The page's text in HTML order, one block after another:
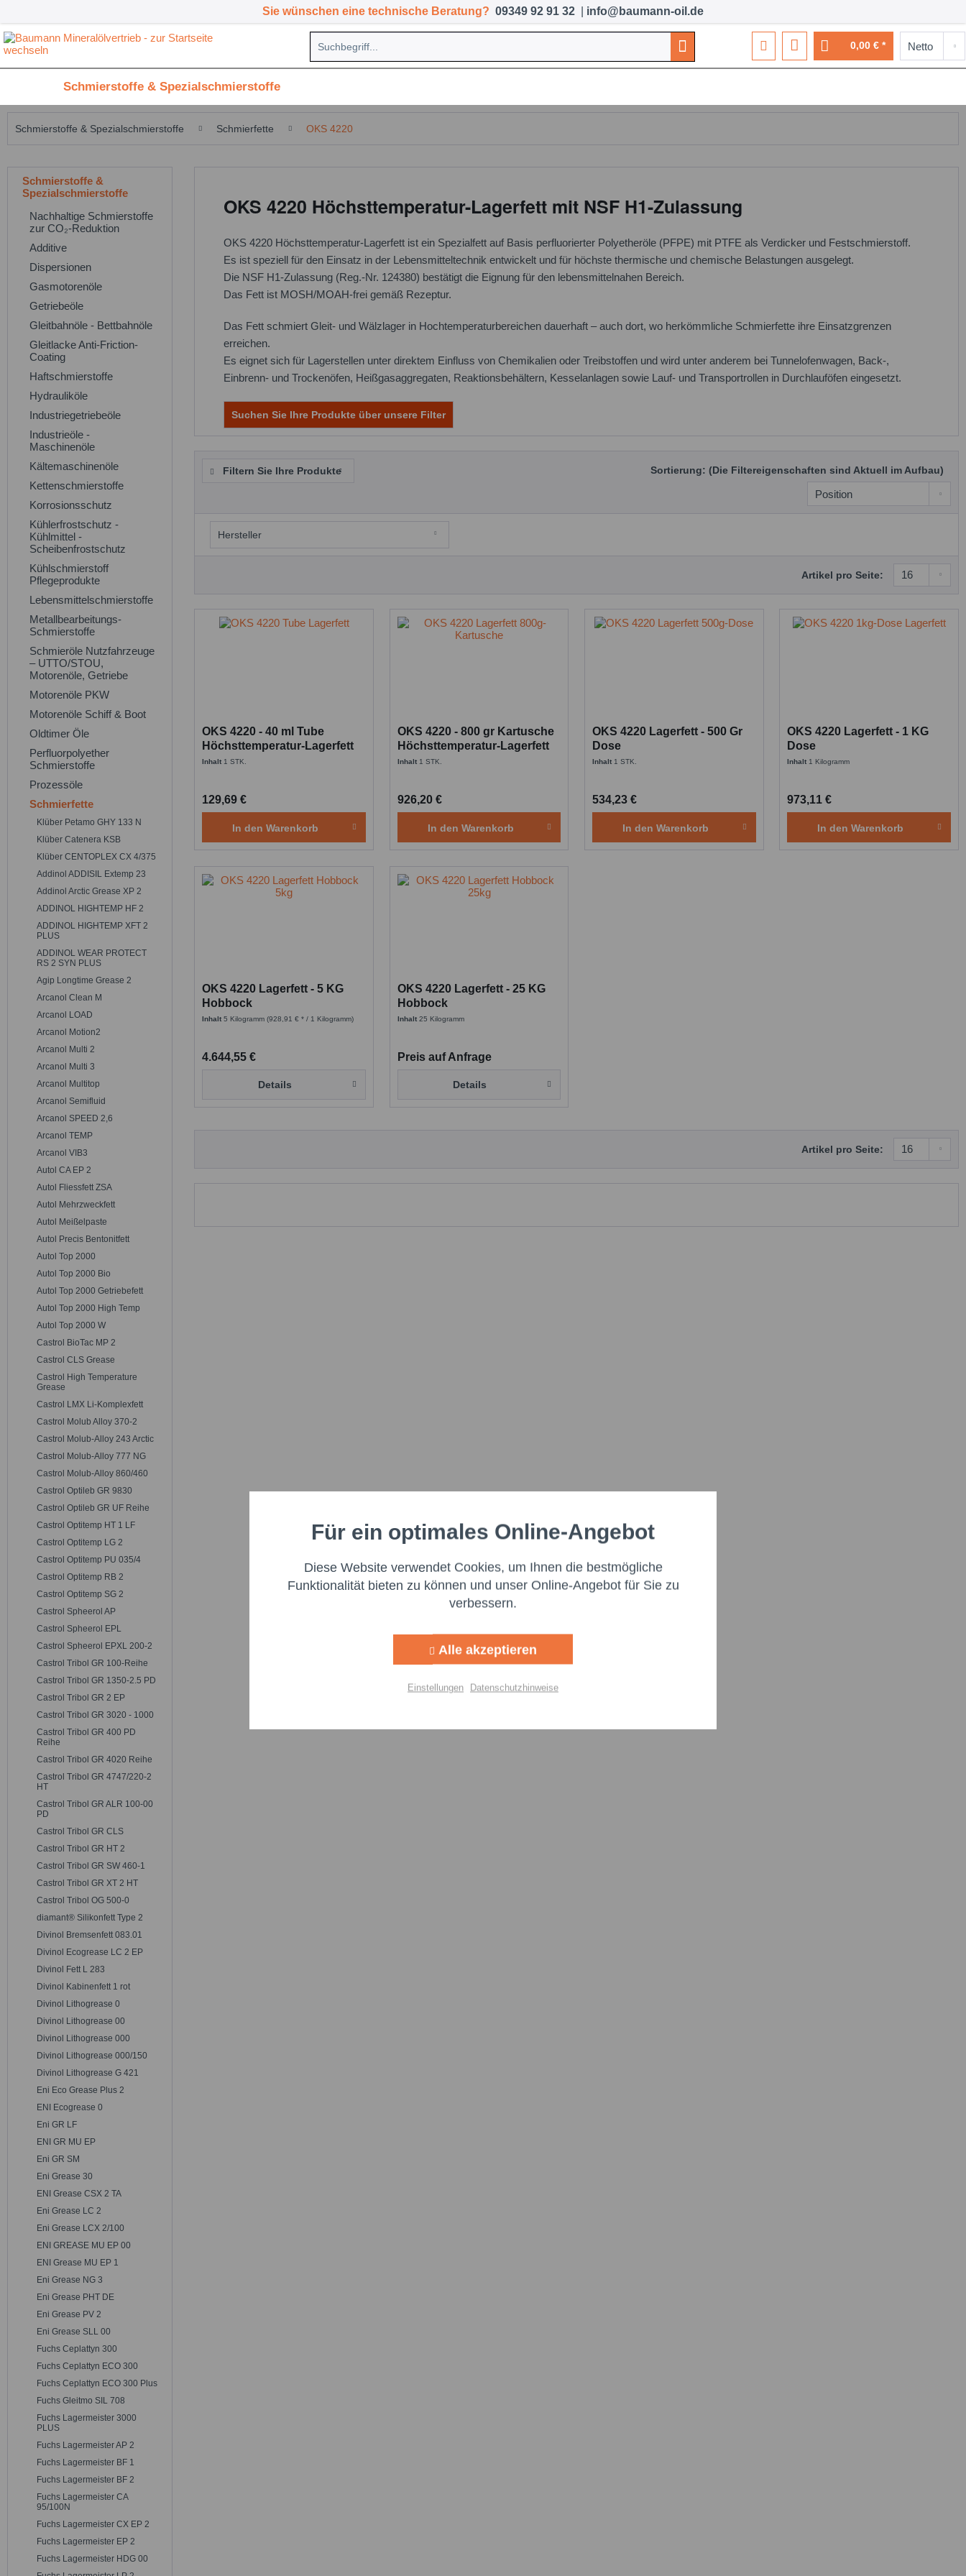
Sie wünschen eine technische Beratung? 09349 92 91 32 info@baumann-oil.de
0,00 € *
Schmierstoffe & Spezialschmierstoffe
Schmierstoffe & Spezialschmierstoffe Schmierfette OKS 4220
Schmierstoffe &
Spezialschmierstoffe
Nachhaltige Schmierstoffe
zur CO₂-Reduktion
Additive
Dispersionen
Gasmotorenöle
Getriebeöle
Gleitbahnöle - Bettbahnöle
Gleitlacke Anti-Friction-
Coating
Haftschmierstoffe
Hydrauliköle
Industriegetriebeöle
Industrieöle -
Maschinenöle
Kältemaschinenöle
Kettenschmierstoffe
Korrosionsschutz
Kühlerfrostschutz -
Kühlmittel -
Scheibenfrostschutz
Kühlschmierstoff
Pflegeprodukte
Lebensmittelschmierstoffe
Metallbearbeitungs-
Schmierstoffe
Schmieröle Nutzfahrzeuge
– UTTO/STOU,
Motorenöle, Getriebe
Motorenöle PKW
Motorenöle Schiff & Boot
Oldtimer Öle
Perfluorpolyether
Schmierstoffe
Prozessöle
Schmierfette
Klüber Petamo GHY 133 N
Klüber Catenera KSB
Klüber CENTOPLEX CX 4/375
Addinol ADDISIL Extemp 23
Addinol Arctic Grease XP 2
ADDINOL HIGHTEMP HF 2
ADDINOL HIGHTEMP XFT 2
PLUS
ADDINOL WEAR PROTECT
RS 2 SYN PLUS
Agip Longtime Grease 2
Arcanol Clean M
Arcanol LOAD
Arcanol Motion2
Arcanol Multi 2
Arcanol Multi 3
Arcanol Multitop
Arcanol Semifluid
Arcanol SPEED 2,6
Arcanol TEMP
Arcanol VIB3
Autol CA EP 2
Autol Fliessfett ZSA
Autol Mehrzweckfett
Autol Meißelpaste
Autol Precis Bentonitfett
Autol Top 2000
Autol Top 2000 Bio
Autol Top 2000 Getriebefett
Autol Top 2000 High Temp
Autol Top 2000 W
Castrol BioTac MP 2
Castrol CLS Grease
Castrol High Temperature
Grease
Castrol LMX Li-Komplexfett
Castrol Molub Alloy 370-2
Castrol Molub-Alloy 243 Arctic
Castrol Molub-Alloy 777 NG
Castrol Molub-Alloy 860/460
Castrol Optileb GR 9830
Castrol Optileb GR UF Reihe
Castrol Optitemp HT 1 LF
Castrol Optitemp LG 2
Castrol Optitemp PU 035/4
Castrol Optitemp RB 2
Castrol Optitemp SG 2
Castrol Spheerol AP
Castrol Spheerol EPL
Castrol Spheerol EPXL 200-2
Castrol Tribol GR 100-Reihe
Castrol Tribol GR 1350-2.5 PD
Castrol Tribol GR 2 EP
Castrol Tribol GR 3020 - 1000
Castrol Tribol GR 400 PD
Reihe
Castrol Tribol GR 4020 Reihe
Castrol Tribol GR 4747/220-2
HT
Castrol Tribol GR ALR 100-00
PD
Castrol Tribol GR CLS
Castrol Tribol GR HT 2
Castrol Tribol GR SW 460-1
Castrol Tribol GR XT 2 HT
Castrol Tribol OG 500-0
diamant® Silikonfett Type 2
Divinol Bremsenfett 083.01
Divinol Ecogrease LC 2 EP
Divinol Fett L 283
Divinol Kabinenfett 1 rot
Divinol Lithogrease 0
Divinol Lithogrease 00
Divinol Lithogrease 000
Divinol Lithogrease 000/150
Divinol Lithogrease G 421
Eni Eco Grease Plus 2
ENI Ecogrease 0
Eni GR LF
ENI GR MU EP
Eni GR SM
Eni Grease 30
ENI Grease CSX 2 TA
Eni Grease LC 2
Eni Grease LCX 2/100
ENI GREASE MU EP 00
ENI Grease MU EP 1
Eni Grease NG 3
Eni Grease PHT DE
Eni Grease PV 2
Eni Grease SLL 00
Fuchs Ceplattyn 300
Fuchs Ceplattyn ECO 300
Fuchs Ceplattyn ECO 300 Plus
Fuchs Gleitmo SIL 708
Fuchs Lagermeister 3000
PLUS
Fuchs Lagermeister AP 2
Fuchs Lagermeister BF 1
Fuchs Lagermeister BF 2
Fuchs Lagermeister CA
95/100N
Fuchs Lagermeister CX EP 2
Fuchs Lagermeister EP 2
Fuchs Lagermeister HDG 00
OKS 4220 Höchsttemperatur-Lagerfett mit NSF H1-Zulassung
OKS 4220 Höchsttemperatur-Lagerfett ist ein Spezialfett auf Basis perfluorierter Polyetheröle (PFPE) mit PTFE als Verdicker und Festschmierstoff.
Es ist speziell für den Einsatz in der Lebensmitteltechnik entwickelt und für höchste thermische und chemische Belastungen ausgelegt.
Die NSF H1-Zulassung (Reg.-Nr. 124380) bestätigt die Eignung für den lebensmittelnahen Bereich.
Das Fett ist MOSH/MOAH-frei gemäß Rezeptur.
Das Fett schmiert Gleit- und Wälzlager in Hochtemperaturbereichen dauerhaft – auch dort, wo herkömmliche Schmierfette ihre Einsatzgrenzen
erreichen.
Es eignet sich für Lagerstellen unter direktem Einfluss von Chemikalien oder Treibstoffen und wird unter anderem bei Tunnelofenwagen, Back-,
Einbrenn- und Trockenöfen, Heißgasaggregaten, Reaktionsbehältern, Kesselanlagen sowie Lauf- und Transportrollen in Durchlauföfen eingesetzt.
Suchen Sie Ihre Produkte über unsere Filter
Filtern Sie Ihre Produkte Sortierung: (Die Filtereigenschaften sind Aktuell im Aufbau)
Hersteller
Artikel pro Seite:
OKS 4220 - 40 ml Tube
Höchsttemperatur-Lagerfett
Inhalt 1 STK.
129,69 €
In den Warenkorb
OKS 4220 - 800 gr Kartusche
Höchsttemperatur-Lagerfett
Inhalt 1 STK.
926,20 €
In den Warenkorb
OKS 4220 Lagerfett - 500 Gr
Dose
Inhalt 1 STK.
534,23 €
In den Warenkorb
OKS 4220 Lagerfett - 1 KG
Dose
Inhalt 1 Kilogramm
973,11 €
In den Warenkorb
OKS 4220 Lagerfett - 5 KG
Hobbock
Inhalt5 Kilogramm(928,91 € * / 1 Kilogramm)
4.644,55 €
Details
OKS 4220 Lagerfett - 25 KG
Hobbock
Inhalt 25 Kilogramm
Preis auf Anfrage
Details
Artikel pro Seite:
Für ein optimales Online-Angebot
Diese Website verwendet Cookies, um Ihnen die bestmögliche
Funktionalität bieten zu können und unser Online-Angebot für Sie zu
verbessern.
Alle akzeptieren
Einstellungen Datenschutzhinweise